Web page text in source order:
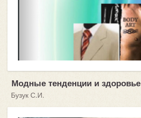
Модные тенденции и здоровье
Бузук С.И.